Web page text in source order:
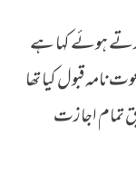
ہوئے کہا ہے
نامہ قبول کیا تھا
تمام اجازت